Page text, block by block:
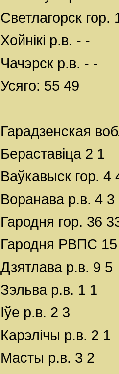
Светлагорск гор.
Хойнікі р.в. - -
Чачэрск р.в. - -
Усяго: 55 49
Гарадзенская
Бераставіца 2 1
Ваўкавыск гор. 4
Воранава р.в. 4 3
Гародня гор. 36
Гародня РВПС
Дзятлава р.в. 9 5
Зэльва р.в. 1 1
Іўе р.в. 2 3
Карэлічы р.в. 2 1
Масты р.в. 3 2